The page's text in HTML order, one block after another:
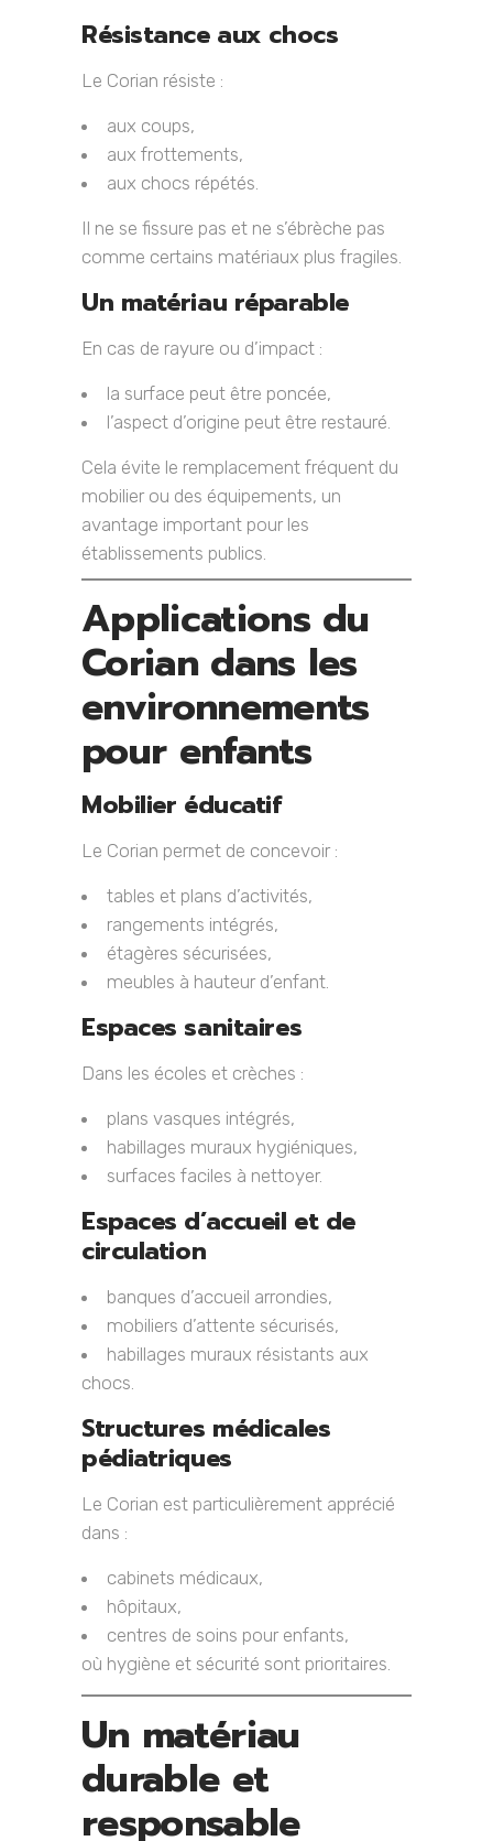
Résistance aux chocs
Le Corian résiste :
aux coups,
aux frottements,
aux chocs répétés.
Il ne se fissure pas et ne s’ébrèche pas
comme certains matériaux plus fragiles.
Un matériau réparable
En cas de rayure ou d’impact :
la surface peut être poncée,
l’aspect d’origine peut être restauré.
Cela évite le remplacement fréquent du
mobilier ou des équipements, un
avantage important pour les
établissements publics.
Applications du
Corian dans les
environnements
pour enfants
Mobilier éducatif
Le Corian permet de concevoir :
tables et plans d’activités,
rangements intégrés,
étagères sécurisées,
meubles à hauteur d’enfant.
Espaces sanitaires
Dans les écoles et crèches :
plans vasques intégrés,
habillages muraux hygiéniques,
surfaces faciles à nettoyer.
Espaces d’accueil et de
circulation
banques d’accueil arrondies,
mobiliers d’attente sécurisés,
habillages muraux résistants aux
chocs.
Structures médicales
pédiatriques
Le Corian est particulièrement apprécié
dans :
cabinets médicaux,
hôpitaux,
centres de soins pour enfants,
où hygiène et sécurité sont prioritaires.
Un matériau
durable et
responsable